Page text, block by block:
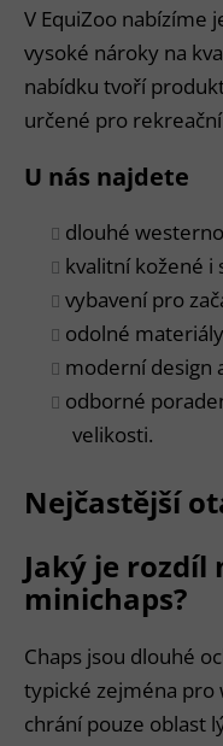
V EquiZoo nabízíme
vysoké nároky na
nabídku tvoří
určené pro
U nás najdete
dlouhé
kvalitní kožené
vybavení pro
odolné
moderní design
odborné
velikosti.
Nejčastější
Jaký je rozdíl
minichaps?
Chaps jsou dlouhé
typické zejména pro
chrání pouze oblast